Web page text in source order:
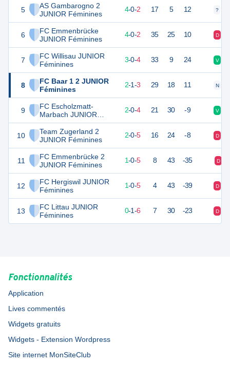
5
AS Gambarogno 2
JUNIOR Féminines
6
FC Emmenbrücke
JUNIOR Féminines
7
FC Willisau JUNIOR
Féminines
8
FC Baar 1 2 JUNIOR
Féminines
9
FC Escholzmatt-
Marbach JUNIOR
Féminines
10
Team Zugerland 2
JUNIOR Féminines
11
FC Emmenbrücke 2
JUNIOR Féminines
12
FC Hergiswil JUNIOR
Féminines
13
FC Littau JUNIOR
Féminines
12 4-0-2 17 5 12 ?
12 4-0-2 35 25 10 D
9 3-0-4 33 9 24 V
7 6 2-1-3 29 18 11 N
6 2-0-4 21 30 -9 V
6 2-0-5 16 24 -8 D
3 1-0-5 8 43 -35 D
3 6 1-0-5 4 43 -39 D
1 0-1-6 7 30 -23 D
Fonctionnalités
Application
Lives commentés
Widgets gratuits
Widgets - Extension Wordpress
Site internet MonSiteClub